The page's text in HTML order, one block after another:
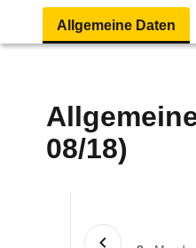
Allgemeine Daten
08/18)